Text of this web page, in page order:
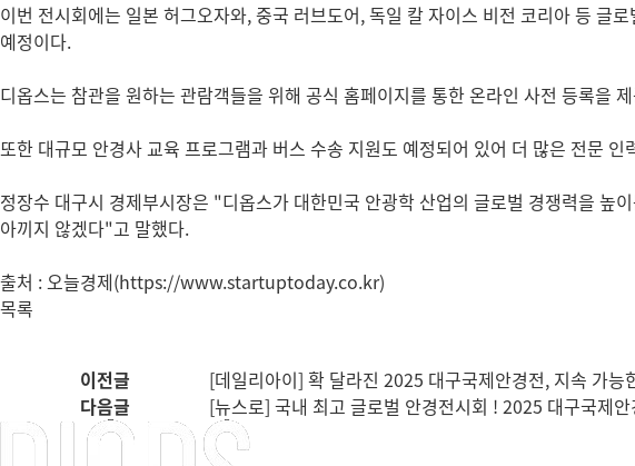
이번 전시회에는 일본 허그오자와, 중국 러브도어, 독일 칼 자이스 비전 코리아 등 글
예정이다.
디옵스는 참관을 원하는 관람객들을 위해 공식 홈페이지를 통한 온라인 사전 등록을
또한 대규모 안경사 교육 프로그램과 버스 수송 지원도 예정되어 있어 더 많은 전문
정장수 대구시 경제부시장은 "디옵스가 대한민국 안광학 산업의 글로벌 경쟁력을
아끼지 않겠다"고 말했다.
출처 : 오늘경제(https://www.startuptoday.co.kr)
목록
이전글 [데일리아이] 확 달라진 2025 대구국제안경전, 지속 가능
다음글
[뉴스로] 국내 최고 글로벌 안경전시회 ! 2025 대구국제